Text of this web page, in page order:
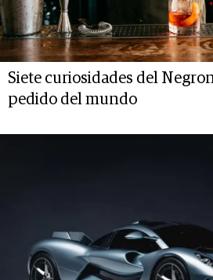
Siete curiosidades del
pedido del mundo